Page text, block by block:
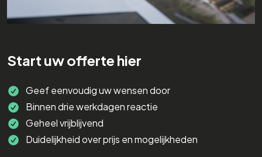
Start uw offerte hier
Geef eenvoudig uw wensen door
Binnen drie werkdagen reactie
Geheel vrijblijvend
Duidelijkheid over prijs en mogelijkheden